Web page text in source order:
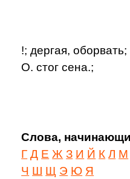
!; дергая,
О. стог сена.;
Слова,
Г Д Е Ж З И Й К Л М
Ч Ш Щ Э Ю Я